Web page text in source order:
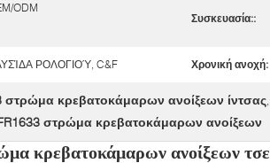
ODM
Συσκευασία::
ΡΟΛΟΓΙΟΎ, C&F Χρονική ανοχή:
στρώμα κρεβατοκάμαρων ανοίξεων ίντσας,
στρώμα κρεβατοκάμαρων ανοίξεων
κρεβατοκάμαρων ανοίξεων